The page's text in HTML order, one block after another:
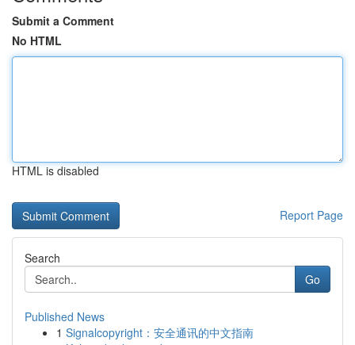
Submit a Comment
No HTML
HTML is disabled
Report Page
Search
Go
Published News
1 Signalcopyright：安全通讯的中文指南